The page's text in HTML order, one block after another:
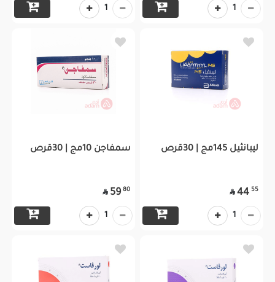
1
1
ليبانثيل 145مج | 30قرص
55
44

1
سمفاجن 10مج | 30قرص
80
59

1